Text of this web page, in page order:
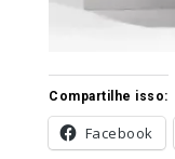
Compartilhe isso:
Facebook